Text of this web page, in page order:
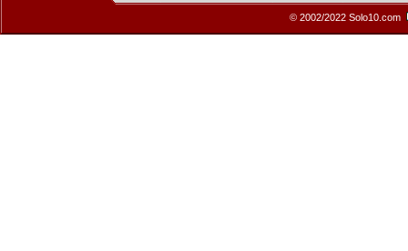
© 2002/2022 Solo10.com